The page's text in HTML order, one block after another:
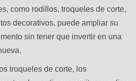
como rodillos, troqueles de corte,
decorativos, puede ampliar su
sin tener que invertir en una
troqueles de corte, los